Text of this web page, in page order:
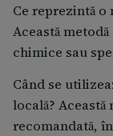
Ce reprezintă o
Această
chimice sau
Când se
locală?
recomandată,